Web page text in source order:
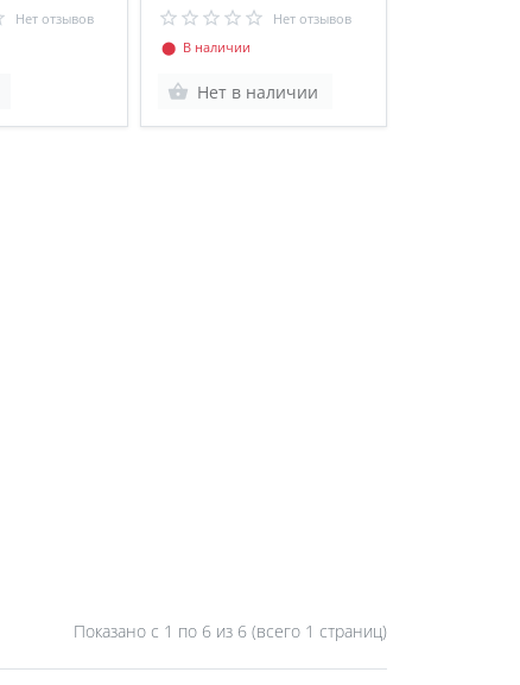
Нет отзывов
Нет отзывов
⬤ В наличии
Нет в наличии
Показано с 1 по 6из 6 (всего 1 страниц)